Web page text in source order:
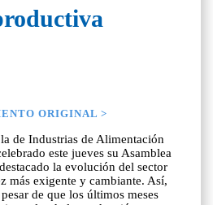
ORIGINAL >
de Industrias de Alimentación
este jueves su Asamblea
la evolución del sector
más exigente y cambiante. Así,
de que los últimos meses